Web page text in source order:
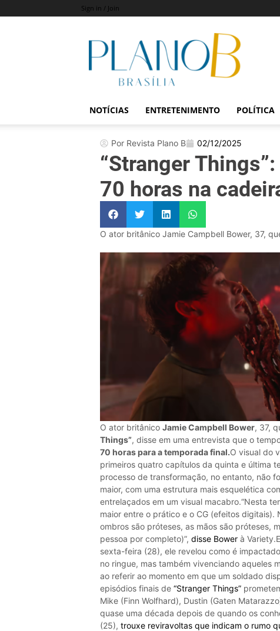
Sign in / Join
Revista
Plano
NOTÍCIAS ENTRETENIMENTO POLÍTICA
Por Revista Plano B 02/12/2025
“Stranger
70 horas na
O ator britânico Jamie Campbell Bower, 37,
O ator britânico Jamie Campbell Bower, 37,
Things”, disse em uma entrevista que o
70 horas para a temporada final.O visual do
primeiros quatro capítulos da quinta e última
processo de transformação, no entanto, não
maior, com uma estrutura mais esquelética
entrelaçados em um visual macabro.“Nesta
maior entre o prático e o CG (efeitos
ombros são próteses, as mãos são próteses,
pessoa por completo)”, disse Bowerà
sexta-feira (28), ele revelou como é
no ringue, mas também vivenciando aqueles
ao referir ao momento em que um soldado
episódios finais de“Stranger Things”
Mike (Finn Wolfhard), Dustin (Gaten
quase uma década depois de quando os
(25), trouxe reviravoltas que indicam o rumo